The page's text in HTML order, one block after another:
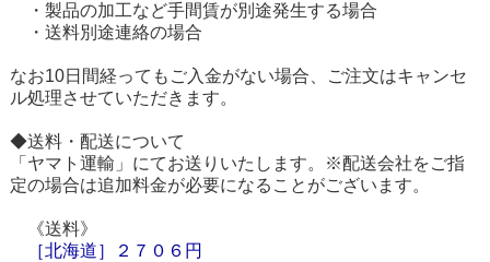
・製品の加工など手間賃が別途発生する場合
・送料別途連絡の場合
なお10日間経ってもご入金がない場合、ご注文はキャンセ
ル処理させていただきます。
◆送料・配送について
「ヤマト運輸」にてお送りいたします。※配送会社をご指
定の場合は追加料金が必要になることがございます。
《送料》
［北海道］
２７０６円